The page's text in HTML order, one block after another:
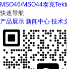
MSO46/MSO44泰克
快速导航
产品展示 新闻中心 技术